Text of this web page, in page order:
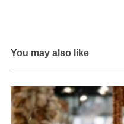
You may also like